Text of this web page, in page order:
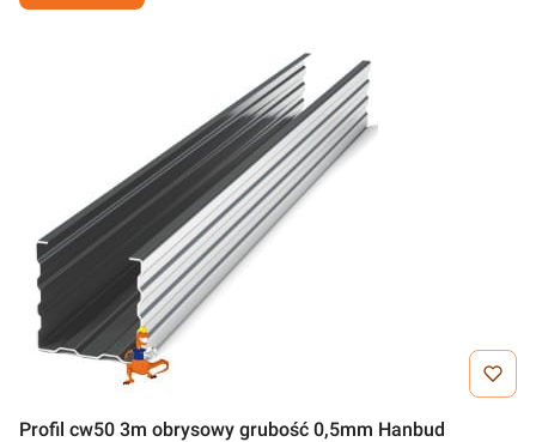
Profil cw50 3m obrysowy grubość 0,5mm Hanbud